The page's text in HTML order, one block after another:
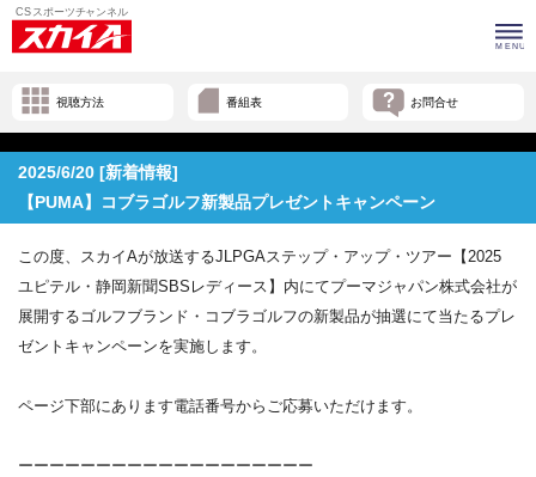
視聴方法 番組表 お問合せ
2025/6/20 [新着情報]
【PUMA】コブラゴルフ新製品プレゼントキャンペーン
この度、スカイAが放送するJLPGAステップ・アップ・ ツアー【2025
ユピテル・静岡新聞SBSレディース】 内にてプーマジャパン株式会社が
展開するゴルフブランド・ コブラゴルフの新製品が抽選にて当たるプレ
ゼントキャンペーンを実施します。
ページ下部にあります電話番号からご応募いただけます。
ーーーーーーーーーーーーーーーーーーー